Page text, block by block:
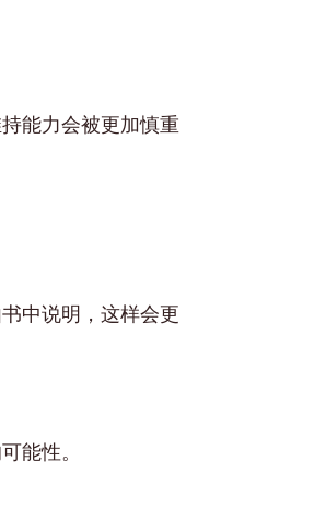
能力会被更加慎重
中说明，这样会更
能性。